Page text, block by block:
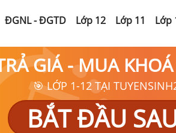
ĐGNL - ĐGTD Lớp 12 Lớp 11 Lớp
GIÁ - MUA
🎯 LỚP 1-12 TẠI
BẮT ĐẦU